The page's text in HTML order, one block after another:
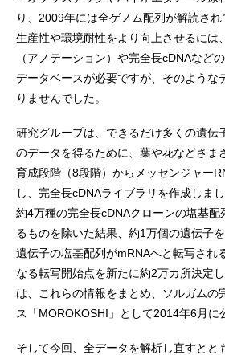
り、2009年には全ゲノム配列が解読さ
生産性や環境耐性をより向上させるには
（アノテーション）や完全長cDNAなど
データベースが必要ですが、そのような
りませんでした。
研究グループは、できるだけ多くの遺伝
のデータを得るために、葉や花などさま
育成段階（8段階）からメッセンジャー
し、完全長cDNAライブラリを作成しま
約4万種の完全長cDNAクローンの塩基
るものを除いた結果、約1万個の遺伝子
遺伝子の塩基配列がmRNAへと転写され
なる転写開始点を新たに約2万カ所決定
は、これらの情報をまとめ、ソルガムの
ス「MOROKOSHI」として2014年6月に
そして今回、全データを解析し直すとと